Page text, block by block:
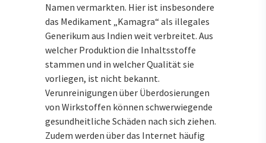
Namen vermarkten. Hier ist insbesondere
das Medikament „Kamagra“ als illegales
Generikum aus Indien weit verbreitet. Aus
welcher Produktion die Inhaltsstoffe
stammen und in welcher Qualität sie
vorliegen, ist nicht bekannt.
Verunreinigungen über Überdosierungen
von Wirkstoffen können schwerwiegende
gesundheitliche Schäden nach sich ziehen.
Zudem werden über das Internet häufig